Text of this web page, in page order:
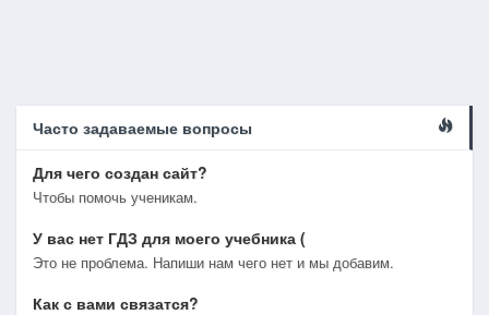
Часто задаваемые вопросы
Для чего создан сайт?
Чтобы помочь ученикам.
У вас нет ГДЗ для моего учебника (
Это не проблема. Напиши нам чего нет и мы добавим.
Как с вами связатся?